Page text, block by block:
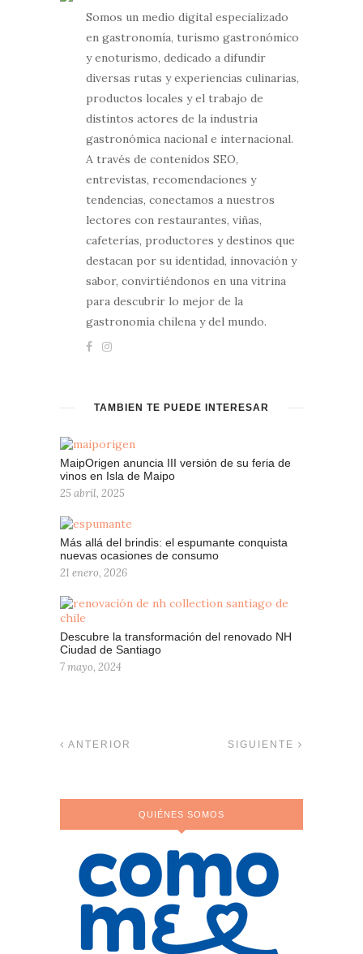
Somos un medio digital especializado
en gastronomía, turismo gastronómico
y enoturismo, dedicado a difundir
diversas rutas y experiencias culinarias,
productos locales y el trabajo de
distintos actores de la industria
gastronómica nacional e internacional.
A través de contenidos SEO,
entrevistas, recomendaciones y
tendencias, conectamos a nuestros
lectores con restaurantes, viñas,
cafeterías, productores y destinos que
destacan por su identidad, innovación y
sabor, convirtiéndonos en una vitrina
para descubrir lo mejor de la
gastronomía chilena y del mundo.
TAMBIÉN TE PUEDE INTERESAR
MaipOrigen anuncia III versión de su feria de
vinos en Isla de Maipo
25 abril, 2025
Más allá del brindis: el espumante conquista
nuevas ocasiones de consumo
21 enero, 2026
Descubre la transformación del renovado NH
Ciudad de Santiago
7 mayo, 2024
ANTERIOR SIGUIENTE
QUIÉNES SOMOS